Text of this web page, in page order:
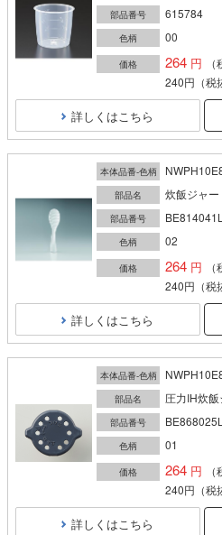
部品番号 615784
色柄 00
価格 264
240円 （税
詳しくはこちら
本体品番-色柄
部品名 炊飯ジャー
部品番号 BE814041L
色柄 02
価格 264
240円 （税
詳しくはこちら
本体品番-色柄
部品名 圧力IH炊
部品番号 BE868025L
色柄 01
価格 264
240円 （税
詳しくはこちら